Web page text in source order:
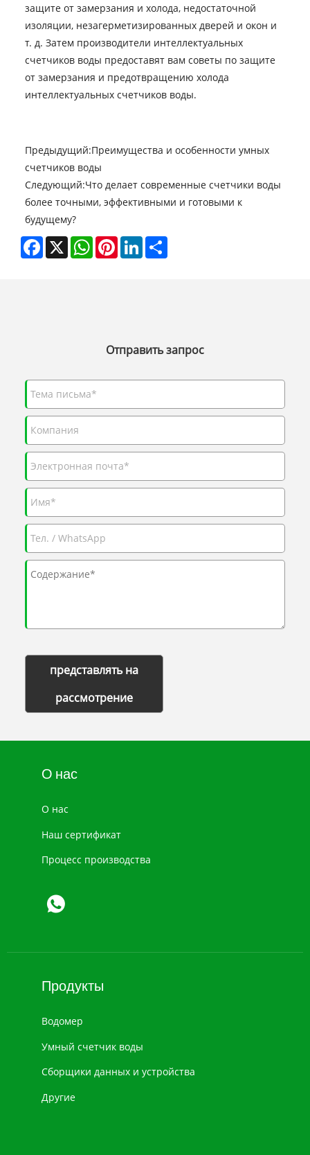
защите от замерзания и холода, недостаточной
изоляции, незагерметизированных дверей и окон и
т. д. Затем производители интеллектуальных
счетчиков воды предоставят вам советы по защите
от замерзания и предотвращению холода
интеллектуальных счетчиков воды.
Предыдущий:Преимущества и особенности умных
счетчиков воды
Следующий:Что делает современные счетчики воды
более точными, эффективными и готовыми к
будущему?
Facebook
X WhatsAppPinterestLinkedInShare
Отправить запрос
представлять на
рассмотрение
О нас
О нас
Наш сертификат
Процесс производства
Продукты
Водомер
Умный счетчик воды
Сборщики данных и устройства
Другие